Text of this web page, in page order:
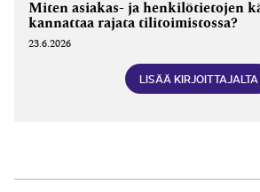
Miten asiakas- ja henkilötietojen
kannattaa rajata tilitoimistossa?
23.6.2026
LISÄÄ KIRJOITTAJALTA